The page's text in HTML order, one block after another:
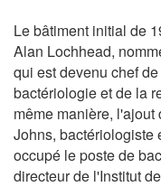
Le bâtiment initial de
Alan Lochhead,
qui est devenu chef
bactériologie et de la
même manière,
Johns, bactériologiste
occupé le poste de
directeur de l'Institut